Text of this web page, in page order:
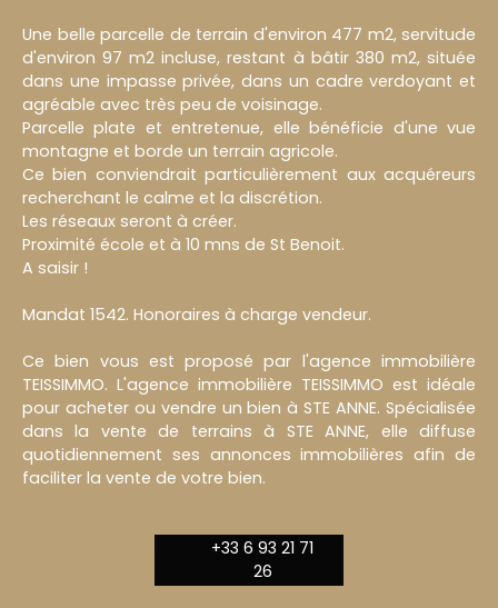
Une belle parcelle de terrain d'environ 477 m2, servitude
d'environ 97 m2 incluse, restant à bâtir 380 m2, située
dans une impasse privée, dans un cadre verdoyant et
agréable avec très peu de voisinage.
Parcelle plate et entretenue, elle bénéficie d'une vue
montagne et borde un terrain agricole.
Ce bien conviendrait particulièrement aux acquéreurs
recherchant le calme et la discrétion.
Les réseaux seront à créer.
Proximité école et à 10 mns de St Benoit.
A saisir !
Mandat 1542. Honoraires à charge vendeur.
Ce bien vous est proposé par l'agence immobilière
TEISSIMMO. L'agence immobilière TEISSIMMO est idéale
pour acheter ou vendre un bien à STE ANNE. Spécialisée
dans la vente de terrains à STE ANNE, elle diffuse
quotidiennement ses annonces immobilières afin de
faciliter la vente de votre bien.
+33 6 93 21 71
26